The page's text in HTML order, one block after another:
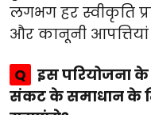
लगभग हर स्वीकृति
और कानूनी आपत्तियां
Q इस परियोजना
संकट के समाधान के